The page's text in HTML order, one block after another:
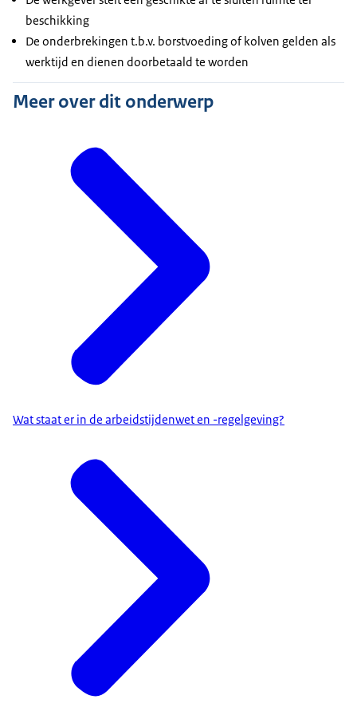
beschikking
De onderbrekingen t.b.v. borstvoeding of kolven gelden als
werktijd en dienen doorbetaald te worden
Meer over dit onderwerp
Wat staat er in de arbeidstijdenwet en -regelgeving?